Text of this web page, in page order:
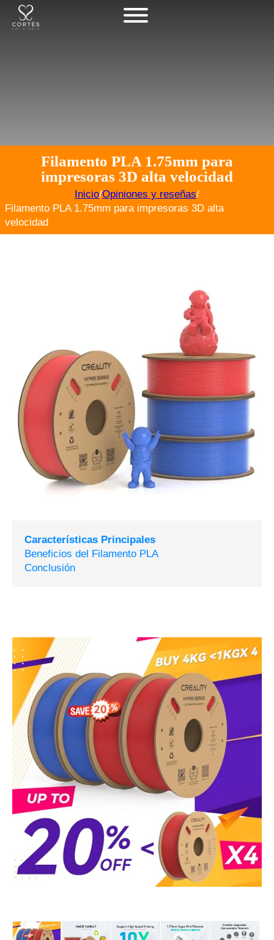
Filamento PLA 1.75mm para
impresoras 3D alta velocidad
Inicio/Opiniones y reseñas/
Filamento PLA 1.75mm para impresoras 3D alta
velocidad
Características Principales
Beneficios del Filamento PLA
Conclusión